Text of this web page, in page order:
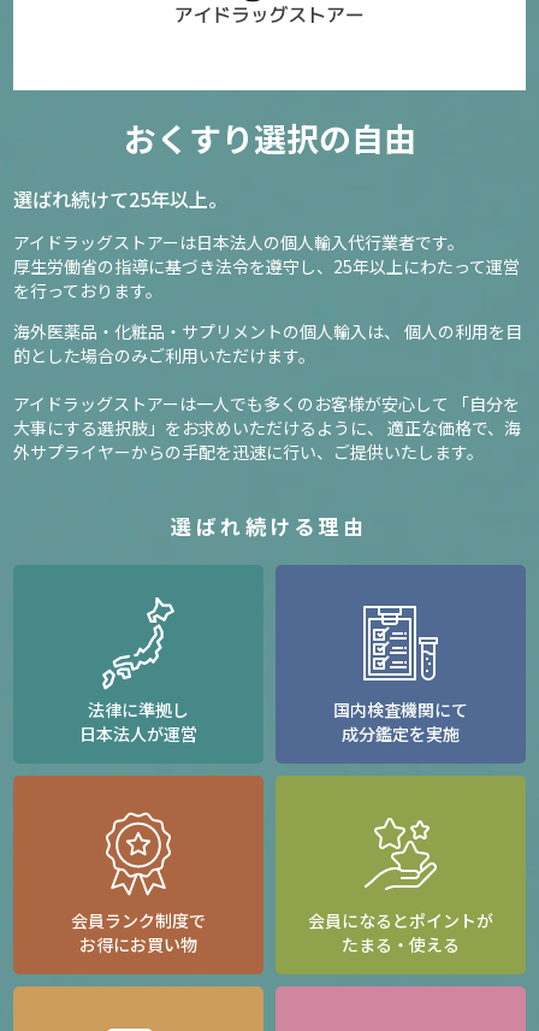
おくすり選択の自由
選ばれ続けて25年以上。
アイドラッグストアーは日本法人の個人輸入代行業者です。
厚生労働省の指導に基づき法令を遵守し、 25年以上にわたって運営
を行っております。
海外医薬品・化粧品・サプリメントの個人輸入は、
個人の利用を目
的とした場合のみご利用いただけます。
アイドラッグストアーは一人でも多くのお客様が安心して
「自分を
大事にする選択肢」をお求めいただけるように、
適正な価格で、海
外サプライヤーからの手配を迅速に行い、ご提供いたします。
選ばれ続ける理由
法律に準拠し
日本法人が運営
国内検査機関にて
成分鑑定を実施
会員ランク制度で
お得にお買い物
会員になるとポイントが
たまる・使える